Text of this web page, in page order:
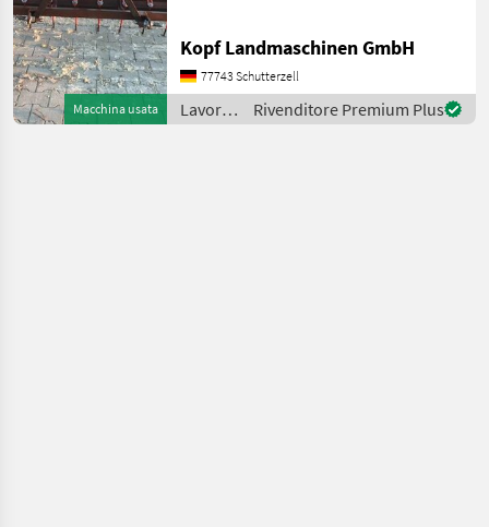
Macchina usata
Option: Walze 500, 00 EUR
zzgl. MwSt Lavorazione
terreno Altri attrezzi
Kopf Landmaschinen GmbH
77743 Schutterzell
Lavorazione
terreno
Rivenditore Premium Plus